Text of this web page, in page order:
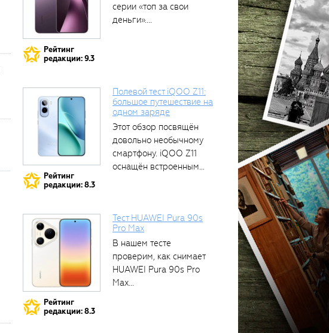
Рейтинг
редакции: 9.3
серии «топ за свои
деньги»....
Рейтинг
редакции: 8.3
Полевой тест iQOO Z11:
большое путешествие на
одном заряде
Этот обзор посвящён
довольно необычному
смартфону. iQOO Z11
оснащён встроенным
Рейтинг
редакции: 8.3
Тест HUAWEI Pura 90s
Pro Max
В нашем тесте
проверим, как снимает
HUAWEI Pura 90s Pro
Max...